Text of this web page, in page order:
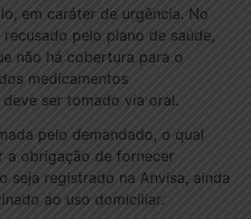
em caráter de urgência. No
pelo plano de saúde,
não há cobertura para o
medicamentos
ser tomado via oral.
pelo demandado, o qual
a obrigação de fornecer
seja registrado na Anvisa, ainda
ao uso domiciliar.